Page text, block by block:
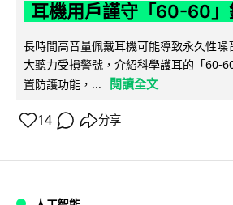
耳機用戶謹守「60-60」
長時間高音量佩戴耳機可能導致永久性
大聽力受損警號，介紹科學護耳的「60-
置防護功能，...
閱讀全文
14 分享